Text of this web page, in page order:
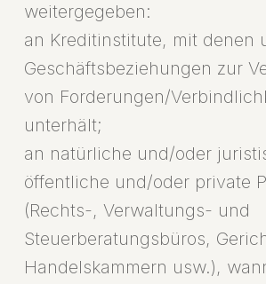
weitergegeben:
an Kreditinstitute, mit denen
Geschäftsbeziehungen zur
von Forderungen/
unterhält;
an natürliche und/oder
öffentliche und/oder private
(Rechts-, Verwaltungs- und
Steuerberatungsbüros,
Handelskammern usw.),